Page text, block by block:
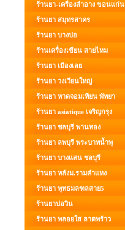
ร้านยา-เครื่องสำอาง ขอนแก่น
ร้านยา สมุทรสาคร
ร้านยา บางบ่อ
ร้านเครื่องเขียน สายไหม
ร้านยา เมืองเลย
ร้านยา วงเวียนใหญ่
ร้านยา หาดจอมเทียน พัทยา
ร้านยา asiatique เจริญกรุง
ร้านยา ชลบุรี พานทอง
ร้านยา ลพบุรี พระบาทน้ำพุ
ร้านยา บางแสน ชลบุรี
ร้านยา หลังม.รามคำแหง
ร้านยา พุทธมลฑลสาย5
ร้านยาบ่อวิน
ร้านยา พลอยใส ลาดพร้าว